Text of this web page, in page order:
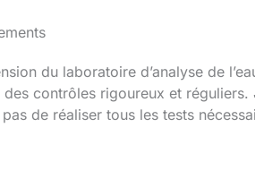
du laboratoire d’analyse de
contrôles rigoureux et réguliers.
de réaliser tous les tests